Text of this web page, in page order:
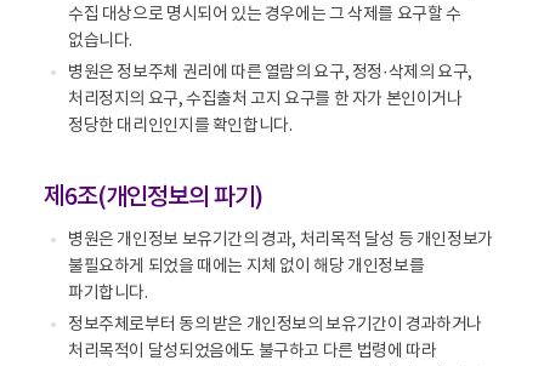
수집 대상으로 명시되어 있는 경우에는 그 삭제를 요구할 수
없습니다.
병원은 정보주체 권리에 따른 열람의 요구, 정정·삭제의 요구,
처리정지의 요구, 수집출처 고지 요구를 한 자가 본인이거나
정당한 대리인인지를 확인합니다.
제6조(개인정보의 파기)
병원은 개인정보 보유기간의 경과, 처리목적 달성 등 개인정보가
불필요하게 되었을 때에는 지체 없이 해당 개인정보를
파기합니다.
정보주체로부터 동의 받은 개인정보의 보유기간이 경과하거나
처리목적이 달성되었음에도 불구하고 다른 법령에 따라